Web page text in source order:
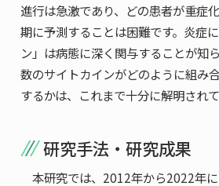
進行は急激であり、どの患者が重症
期に予測することは困難です。炎症
ン」は病態に深く関与することが知
数のサイトカインがどのように組み
するかは、これまで十分に解明され
研究手法・研究成果
本研究では、2012年から2022年